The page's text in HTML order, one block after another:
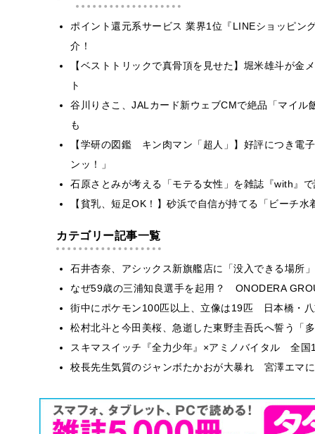
ポイント還元系サービス 業界1位『LINEショッピン
介！
【ベストトリックで真骨頂を見せた】堀米雄斗が金
ト
谷川りさこ、JALカード新ウェブCMで絶品「マイ
も
【学研の図鑑 キン肉マン「超人」】好評につき電
ンッ！」
石原さとみが考える「モテる女性」を雑誌『with』
【貧乳、短足OK！】砂浜で自信が持てる「ビーチ
カテゴリー記事一覧
石井杏奈、アシックス新旗艦店に「没入できる場所
なぜ59歳の三浦知良選手を起用？ ONODERA
街中にポケモン100匹以上、立像は19匹 日本橋・
松村北斗と今田美桜、急逝した東野圭吾氏へ誓う「
スキマスイッチ『全力少年』×アミノバイタル 全国
校長先生気質のジャンボたかおが大暴れ 宮澤エマ